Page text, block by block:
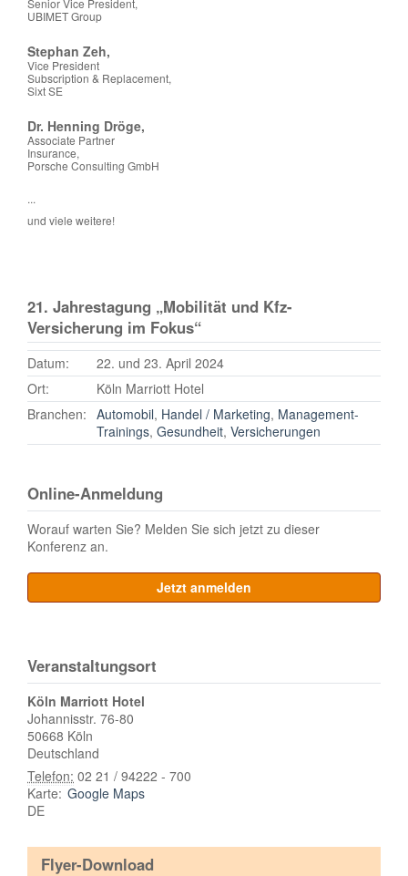
Senior Vice President,
UBIMET Group
Stephan Zeh,
Vice President
Subscription & Replacement,
Sixt SE
Dr. Henning Dröge,
Associate Partner
Insurance,
Porsche Consulting GmbH
...
und viele weitere!
21. Jahrestagung „Mobilität und Kfz-
Versicherung im Fokus“
Datum:
22. und 23. April 2024
Ort:
Köln Marriott Hotel
Branchen: Automobil, Handel / Marketing, Management-
Trainings, Gesundheit, Versicherungen
Online-Anmeldung
Worauf warten Sie? Melden Sie sich jetzt zu dieser
Konferenz an.
Jetzt anmelden
Veranstaltungsort
Köln Marriott Hotel
Johannisstr. 76-80
50668 Köln
Deutschland
Telefon: 02 21 / 94222 - 700
Karte: Google Maps
DE
Flyer-Download